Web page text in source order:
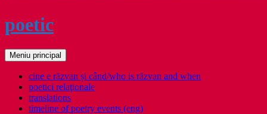
poetic
Caută
Meniu principal
cine e răzvan și când/who is răzvan and when
poetici relaţionale
translations
timeline of poetry events (eng)